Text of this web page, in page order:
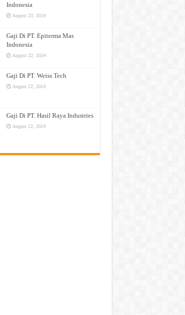
Indonesia
August 23, 2024
Gaji Di PT. Epiterma Mas
Indonesia
August 22, 2024
Gaji Di PT. Weiss Tech
August 22, 2024
Gaji Di PT. Hasil Raya Industries
August 22, 2024